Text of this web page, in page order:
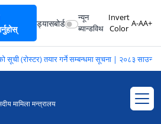
ड्यासबोर्ड
न्यून
ब्यान्डविथ
Invert
Color
A-AA+
सूची (रोस्टर) तयार गर्ने सम्बन्धमा सूचना | २०८३ साउन
मामिला मन्त्रालय